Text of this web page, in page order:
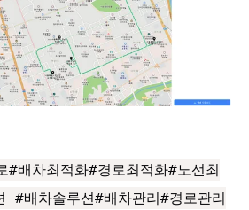
#배차최적화#경로최적화#노선최
#배차솔루션#배차관리#경로관리